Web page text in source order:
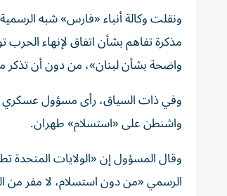
ونقلت ‌وكالة أنباء «فارس» شبه
مذكرة تفاهم بشأن اتفاق لإنهاء
واضحة بشأن ‌لبنان»، من دون ‌أن تذكر
وفي ذات السياق، رأى مسؤول عسكري
واشنطن على «استسلام» طهران.
وقال المسؤول إن «الولايات المتحدة
الرسمي «من دون استسلام، لا مفر من